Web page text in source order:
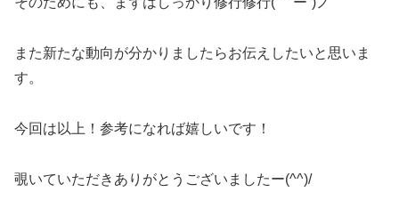
また新たな動向が分かりましたらお伝えしたいと思いま
す。
今回は以上！参考になれば嬉しいです！
覗いていただきありがとうございましたー(^^)/